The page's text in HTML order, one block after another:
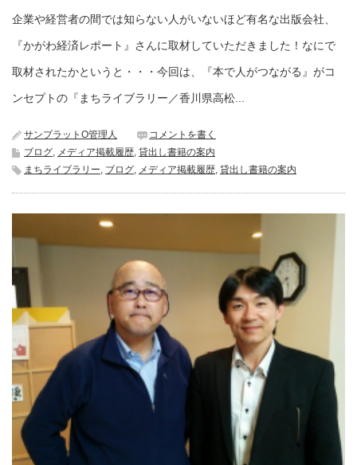
企業や経営者の間では知らない人がいないほど有名な出版会社、
『かがわ経済レポート』さんに取材していただきました！なにで
取材されたかというと・・・今回は、『本で人がつながる』がコ
ンセプトの『まちライブラリー／香川県高松...
サンプラットO管理人
コメントを書く
ブログ
メディア掲載履歴 貸出し書籍の案内
まちライブラリー ブログ メディア掲載履歴 貸出し書籍の案内